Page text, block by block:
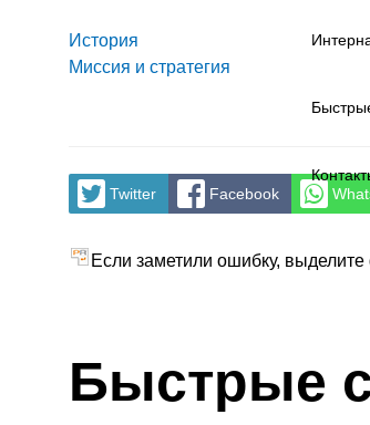
История
Миссия и стратегия
Twitter Facebook
Если заметили ошибку,
Быстрые